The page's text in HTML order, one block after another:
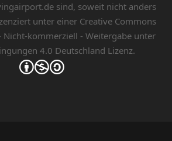
sind, soweit nicht anders
unter einer Creative Commons
Nicht-kommerziell - Weitergabe unter
4.0 Deutschland Lizenz.